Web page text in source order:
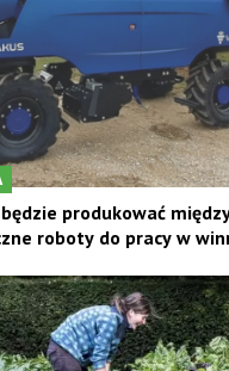
będzie produkować
roboty do pracy w